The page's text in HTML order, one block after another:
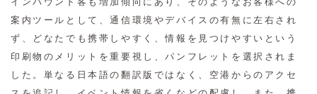
案内ツールとして、通信環境やデバイスの有無に左右され
ず、どなたでも携帯しやすく、情報を見つけやすいという
印刷物のメリットを重要視し、パンフレットを選択されま
した。単なる日本語の翻訳版ではなく、空港からのアクセ